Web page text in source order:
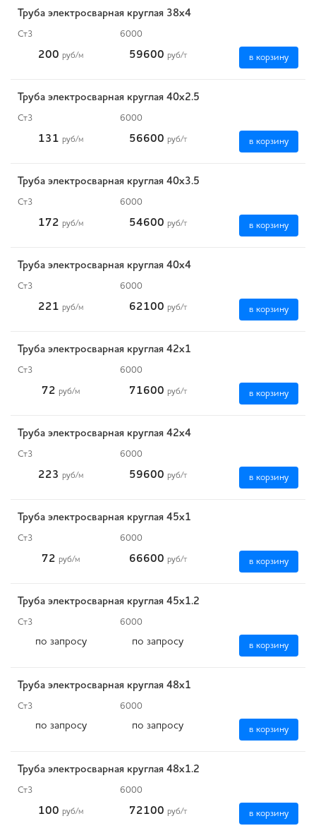
Труба электросварная круглая 38х4
Ст3 6000
200 руб/м 59600 руб/т в корзину
Труба электросварная круглая 40х2.5
Ст3 6000
131 руб/м 56600 руб/т в корзину
Труба электросварная круглая 40х3.5
Ст3 6000
172 руб/м 54600 руб/т в корзину
Труба электросварная круглая 40х4
Ст3 6000
221 руб/м 62100 руб/т в корзину
Труба электросварная круглая 42х1
Ст3 6000
72 руб/м 71600 руб/т в корзину
Труба электросварная круглая 42х4
Ст3 6000
223 руб/м 59600 руб/т в корзину
Труба электросварная круглая 45х1
Ст3 6000
72 руб/м 66600 руб/т в корзину
Труба электросварная круглая 45х1.2
Ст3 6000
по запросу по запросу в корзину
Труба электросварная круглая 48х1
Ст3 6000
по запросу по запросу в корзину
Труба электросварная круглая 48х1.2
Ст3 6000
100 руб/м 72100 руб/т в корзину